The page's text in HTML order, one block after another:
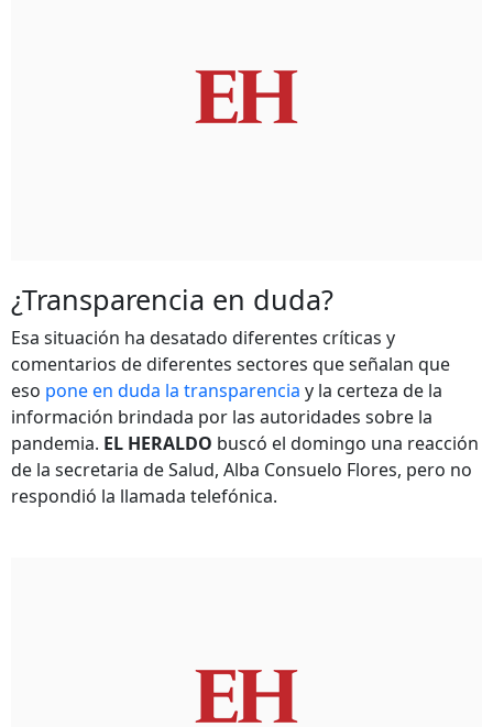
¿Transparencia en duda?
Esa situación ha desatado diferentes críticas y
comentarios de diferentes sectores que señalan que
eso pone en duda la transparencia y la certeza de la
información brindada por las autoridades sobre la
pandemia. EL HERALDO buscó el domingo una reacción
de la secretaria de Salud, Alba Consuelo Flores, pero no
respondió la llamada telefónica.